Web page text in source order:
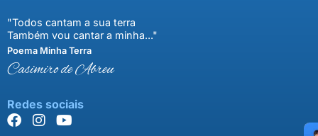
"Todos cantam a sua terra
Também vou cantar a minha..."
Poema Minha Terra
Casimiro de Abreu
Redes sociais